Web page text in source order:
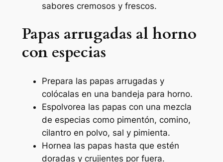
sabores cremosos y frescos.
Papas arrugadas al horno
con especias
Prepara las papas arrugadas y
colócalas en una bandeja para horno.
Espolvorea las papas con una mezcla
de especias como pimentón, comino,
cilantro en polvo, sal y pimienta.
Hornea las papas hasta que estén
doradas y crujientes por fuera.